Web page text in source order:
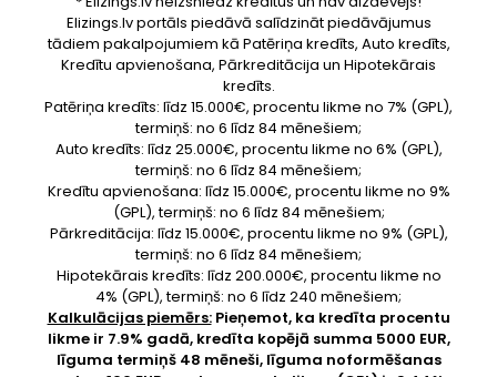
Elizings.lv portāls piedāvā salīdzināt piedāvājumus
tādiem pakalpojumiem kā Patēriņa kredīts, Auto kredīts,
Kredītu apvienošana, Pārkreditācija un Hipotekārais
kredīts.
Patēriņa kredīts: līdz 15.000€, procentu likme no 7% (GPL),
termiņš: no 6 līdz 84 mēnešiem;
Auto kredīts: līdz 25.000€, procentu likme no 6% (GPL),
termiņš: no 6 līdz 84 mēnešiem;
Kredītu apvienošana: līdz 15.000€, procentu likme no 9%
(GPL), termiņš: no 6 līdz 84 mēnešiem;
Pārkreditācija: līdz 15.000€, procentu likme no 9% (GPL),
termiņš: no 6 līdz 84 mēnešiem;
Hipotekārais kredīts: līdz 200.000€, procentu likme no
4% (GPL), termiņš: no 6 līdz 240 mēnešiem;
Kalkulācijas piemērs:Pieņemot, ka kredīta procentu
likme ir 7.9% gadā, kredīta kopējā summa 5000 EUR,
līguma termiņš 48 mēneši, līguma noformēšanas